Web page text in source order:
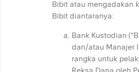
Bibit atau mengadakan
Bibit diantaranya:
Bank Kustodian
dan/atau Manajer
rangka untuk